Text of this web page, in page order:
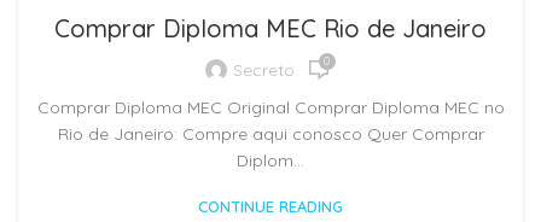
Comprar Diploma MEC Rio de Janeiro
Secreto 0
Comprar Diploma MEC Original Comprar Diploma MEC no
Rio de Janeiro: Compre aqui conosco Quer Comprar
Diplom...
CONTINUE READING